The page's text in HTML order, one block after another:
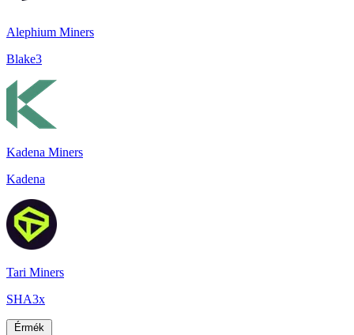
Alephium Miners
Blake3
Kadena Miners
Kadena
Tari Miners
SHA3x
Érmék